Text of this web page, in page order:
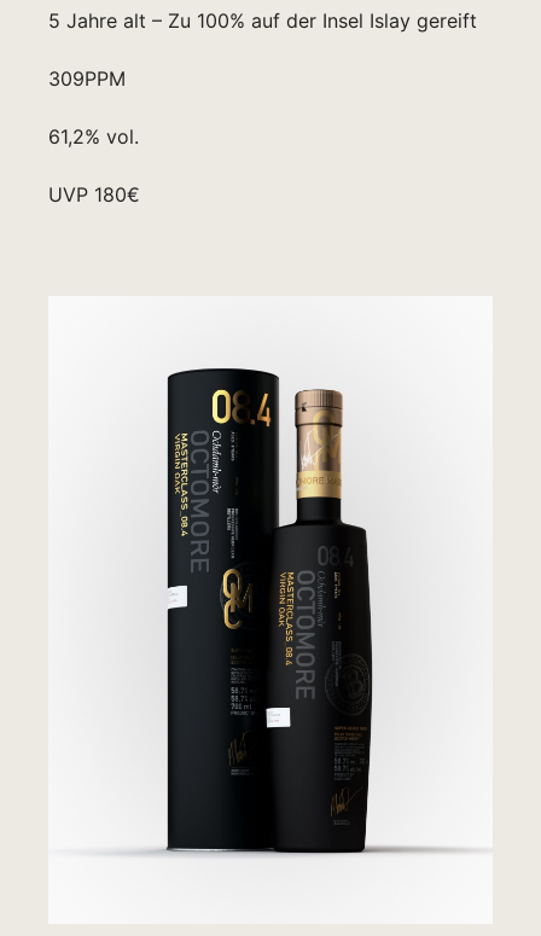
5 Jahre alt – Zu 100% auf der Insel Islay gereift
309PPM
61,2% vol.
UVP 180€